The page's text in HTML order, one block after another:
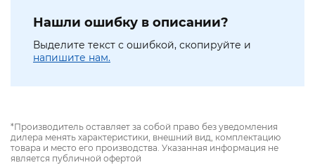
Нашли ошибку в описании?
Выделите текст с ошибкой, скопируйте и
напишите нам.
*Производитель оставляет за собой право без уведомления
дилера менять характеристики, внешний вид, комплектацию
товара и место его производства. Указанная информация не
является публичной офертой